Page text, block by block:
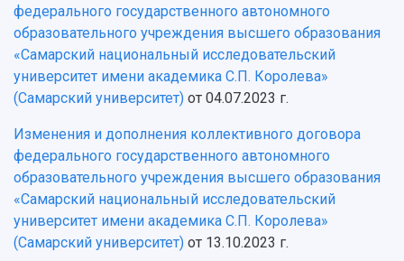
федерального государственного автономного
образовательного учреждения высшего образования
«Самарский национальный исследовательский
университет имени академика С.П. Королева»
(Самарский университет) от 04.07.2023 г.
Изменения и дополнения коллективного договора
федерального государственного автономного
образовательного учреждения высшего образования
«Самарский национальный исследовательский
университет имени академика С.П. Королева»
(Самарский университет) от 13.10.2023 г.